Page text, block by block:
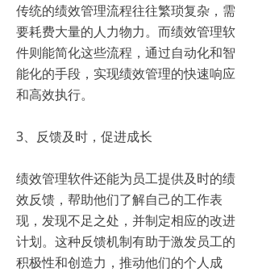
传统的绩效管理流程往往繁琐复杂，需
要耗费大量的人力物力。而绩效管理软
件则能简化这些流程，通过自动化和智
能化的手段，实现绩效管理的快速响应
和高效执行。
3、反馈及时，促进成长
绩效管理软件还能为员工提供及时的绩
效反馈，帮助他们了解自己的工作表
现，发现不足之处，并制定相应的改进
计划。这种反馈机制有助于激发员工的
积极性和创造力，推动他们的个人成